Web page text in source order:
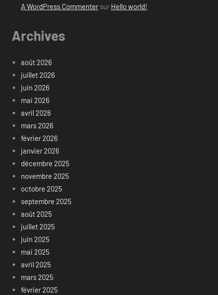
A WordPress Commentersur Hello world!
Archives
août 2026
juillet 2026
juin 2026
mai 2026
avril 2026
mars 2026
février 2026
janvier 2026
décembre 2025
novembre 2025
octobre 2025
septembre 2025
août 2025
juillet 2025
juin 2025
mai 2025
avril 2025
mars 2025
février 2025